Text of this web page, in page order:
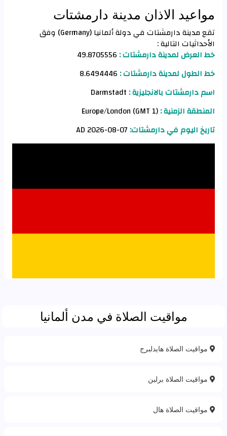
مواعيد الاذان مدينة دارمشتات
تقع مدينة دارمشتات في دولة ألمانيا (Germany) وفق
الأحداثيات التالية :
خط العرض لمدينة دارمشتات : 49.8705556
خط الطول لمدينة دارمشتات :
اسم دارمشتات بالانجليزية :
المنطقة الزمنية :
تاريخ اليوم في دارمشتات:
مواقيت الصلاة في مدن ألمانيا
مواقيت الصلاة هايدلبرج
مواقيت الصلاة برلين
مواقيت الصلاة هال